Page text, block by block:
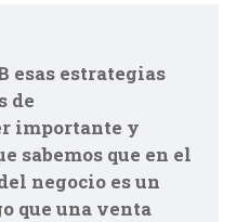
esas estrategias
de
importante y
sabemos que en el
negocio es un
que una venta